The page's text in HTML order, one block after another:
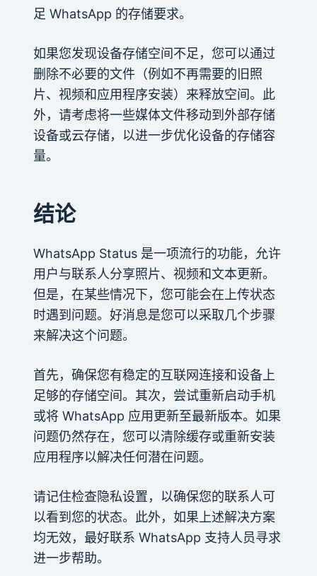
足 WhatsApp 的存储要求。
如果您发现设备存储空间不足，您可以通过
删除不必要的文件（例如不再需要的旧照
片、视频和应用程序安装）来释放空间。此
外，请考虑将一些媒体文件移动到外部存储
设备或云存储，以进一步优化设备的存储容
量。
结论
WhatsApp Status 是一项流行的功能，允许
用户与联系人分享照片、视频和文本更新。
但是，在某些情况下，您可能会在上传状态
时遇到问题。好消息是您可以采取几个步骤
来解决这个问题。
首先，确保您有稳定的互联网连接和设备上
足够的存储空间。其次，尝试重新启动手机
或将 WhatsApp 应用更新至最新版本。如果
问题仍然存在，您可以清除缓存或重新安装
应用程序以解决任何潜在问题。
请记住检查隐私设置，以确保您的联系人可
以看到您的状态。此外，如果上述解决方案
均无效，最好联系 WhatsApp 支持人员寻求
进一步帮助。